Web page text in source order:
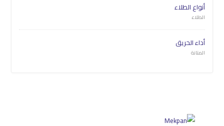
أنواع الطلاء
الطلاء
أداء الحريق
المتانة